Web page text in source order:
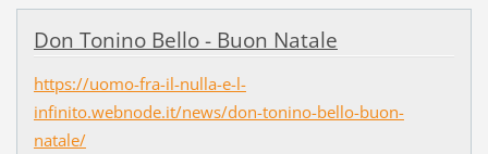
Don Tonino Bello - Buon Natale
https://uomo-fra-il-nulla-e-l-
infinito.webnode.it/news/don-tonino-bello-buon-
natale/